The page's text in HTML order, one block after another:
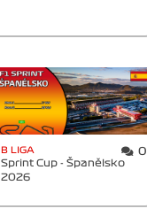
B LIGA 0
Sprint Cup - Španělsko
2026